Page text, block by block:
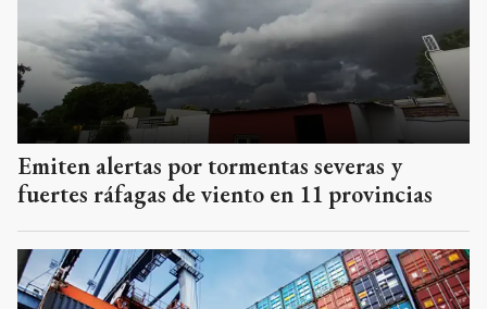
Emiten alertas por tormentas severas y
fuertes ráfagas de viento en 11 provincias